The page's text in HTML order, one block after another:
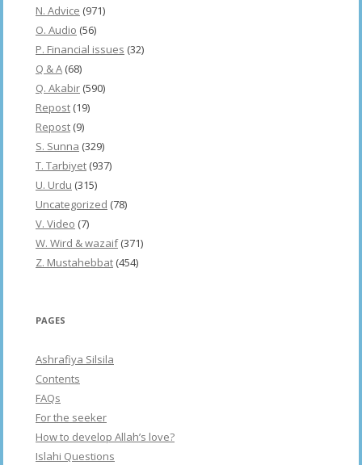
N. Advice (971)
O. Audio (56)
P. Financial issues (32)
Q & A (68)
Q. Akabir (590)
Repost (19)
Repost (9)
S. Sunna (329)
T. Tarbiyet (937)
U. Urdu (315)
Uncategorized (78)
V. Video (7)
W. Wird & wazaif(371)
Z. Mustahebbat (454)
PAGES
Ashrafiya Silsila
Contents
FAQs
For the seeker
How to develop Allah’s love?
Islahi Questions